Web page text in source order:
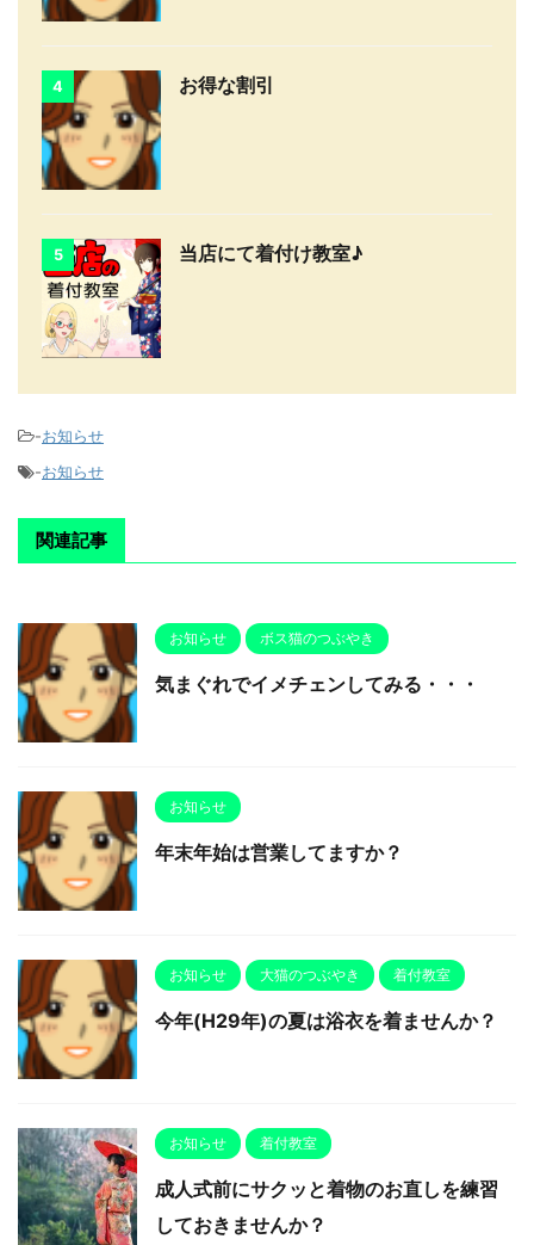
4 お得な割引
5 当店にて着付け教室♪
-お知らせ
-お知らせ
関連記事
お知らせ ボス猫のつぶやき
気まぐれでイメチェンしてみる・・・
お知らせ
年末年始は営業してますか？
お知らせ 大猫のつぶやき 着付教室
今年(H29年)の夏は浴衣を着ませんか？
お知らせ 着付教室
成人式前にサクッと着物のお直しを練習
しておきませんか？